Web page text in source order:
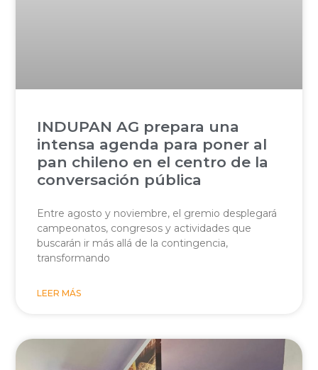
INDUPAN AG prepara una
intensa agenda para poner al
pan chileno en el centro de la
conversación pública
Entre agosto y noviembre, el gremio desplegará
campeonatos, congresos y actividades que
buscarán ir más allá de la contingencia,
transformando
LEER MÁS